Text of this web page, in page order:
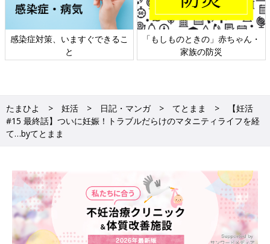
感染症対策、いますぐできるこ
と
「もしものときの」赤ちゃん・
家族の防災
たまひよ 妊活 日記・マンガ てとまま
【妊活
#15 最終話】ついに妊娠！トラブルだらけのマタニティライフを経
て…byてとまま